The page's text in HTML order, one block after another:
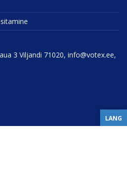
3 Viljandi 71020, info@votex.ee,
LANG